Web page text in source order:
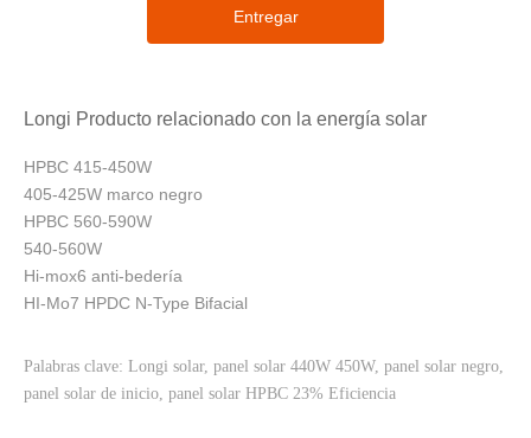
Entregar
Longi Producto relacionado con la energía solar
HPBC 415-450W
405-425W marco negro
HPBC 560-590W
540-560W
Hi-mox6 anti-bedería
HI-Mo7 HPDC N-Type Bifacial
Palabras clave: Longi solar, panel solar 440W 450W, panel solar negro,
panel solar de inicio, panel solar HPBC 23% Eficiencia